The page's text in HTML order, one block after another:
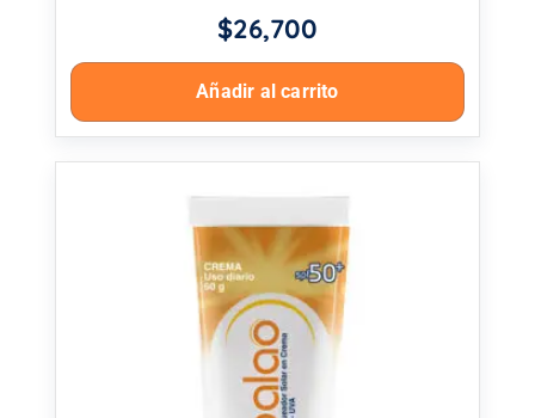
$26,700
Añadir al carrito